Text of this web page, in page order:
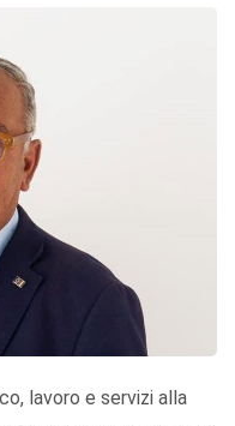
lavoro e servizi alla